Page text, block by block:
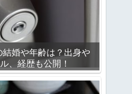
婚や年齢は？出身や
、経歴も公開！